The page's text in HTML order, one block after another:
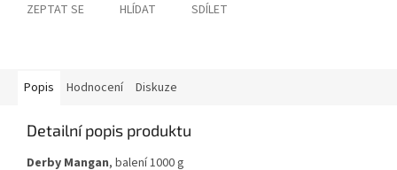
ZEPTAT SE HLÍDAT SDÍLET
Popis Hodnocení Diskuze
Detailní popis produktu
Derby Mangan, balení 1000 g